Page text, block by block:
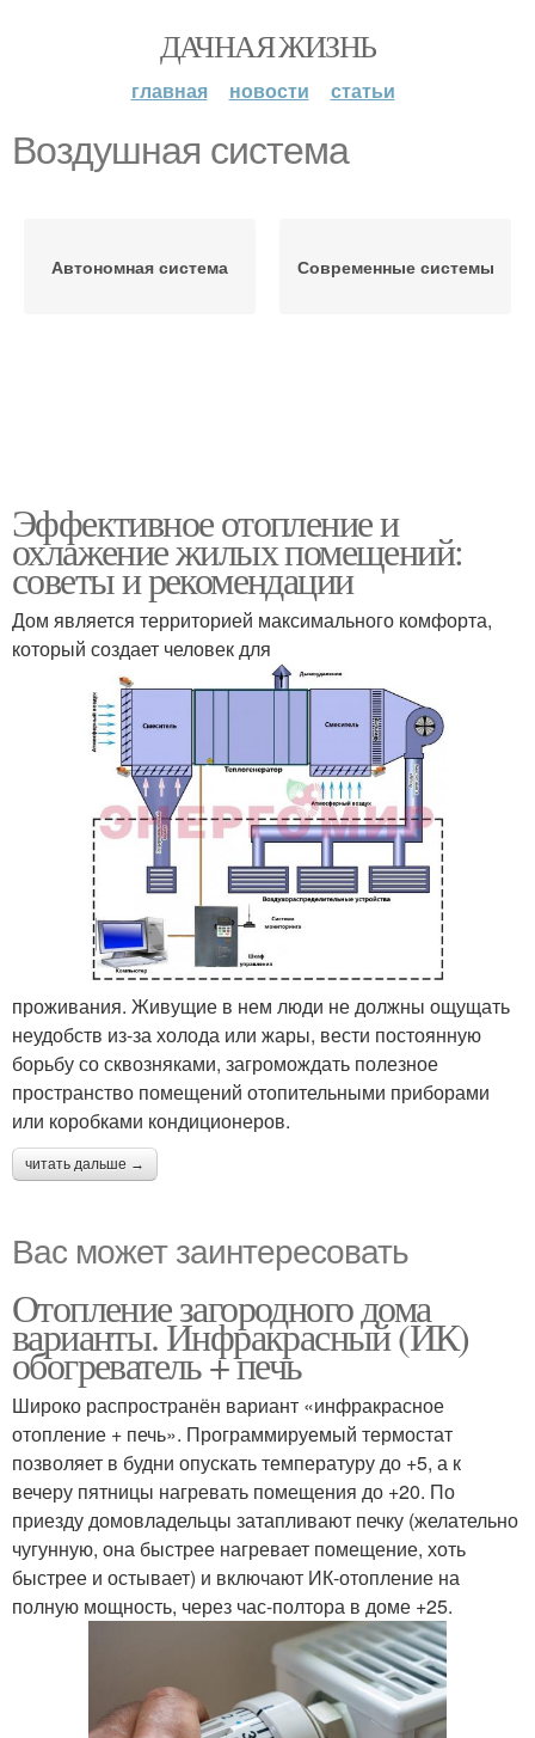
ДАЧНАЯ ЖИЗНЬ
главная новости статьи
Воздушная система
Автономная система Современные системы
Эффективное отопление и
охлажение жилых помещений:
советы и рекомендации
Дом является территорией максимального комфорта,
который создает человек для
проживания. Живущие в нем люди не должны ощущать
неудобств из-за холода или жары, вести постоянную
борьбу со сквозняками, загромождать полезное
пространство помещений отопительными приборами
или коробками кондиционеров.
читать дальше →
Вас может заинтересовать
Отопление загородного дома
варианты. Инфракрасный (ИК)
обогреватель + печь
Широко распространён вариант «инфракрасное
отопление + печь». Программируемый термостат
позволяет в будни опускать температуру до +5, а к
вечеру пятницы нагревать помещения до +20. По
приезду домовладельцы затапливают печку (желательно
чугунную, она быстрее нагревает помещение, хоть
быстрее и остывает) и включают ИК-отопление на
полную мощность, через час-полтора в доме +25.